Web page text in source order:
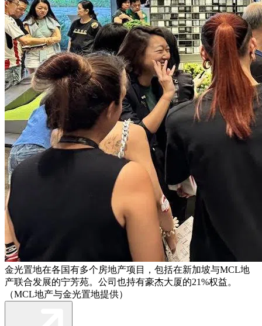
金光置地在各国有多个房地产项目，包括在新加坡与MCL地
产联合发展的宁芳苑。公司也持有豪杰大厦的21%权益。
（MCL地产与金光置地提供）